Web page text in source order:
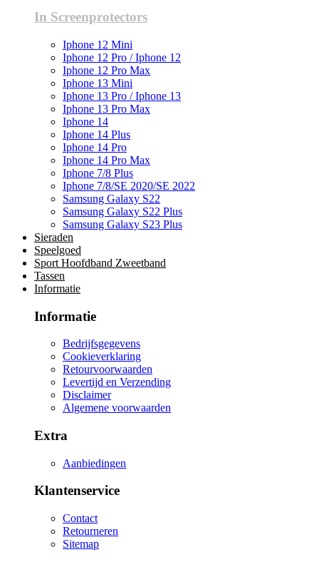
In Screenprotectors
Iphone 12 Mini
Iphone 12 Pro / Iphone 12
Iphone 12 Pro Max
Iphone 13 Mini
Iphone 13 Pro / Iphone 13
Iphone 13 Pro Max
Iphone 14
Iphone 14 Plus
Iphone 14 Pro
Iphone 14 Pro Max
Iphone 7/8 Plus
Iphone 7/8/SE 2020/SE 2022
Samsung Galaxy S22
Samsung Galaxy S22 Plus
Samsung Galaxy S23 Plus
Sieraden
Speelgoed
Sport Hoofdband Zweetband
Tassen
Informatie
Informatie
Bedrijfsgegevens
Cookieverklaring
Retourvoorwaarden
Levertijd en Verzending
Disclaimer
Algemene voorwaarden
Extra
Aanbiedingen
Klantenservice
Contact
Retourneren
Sitemap